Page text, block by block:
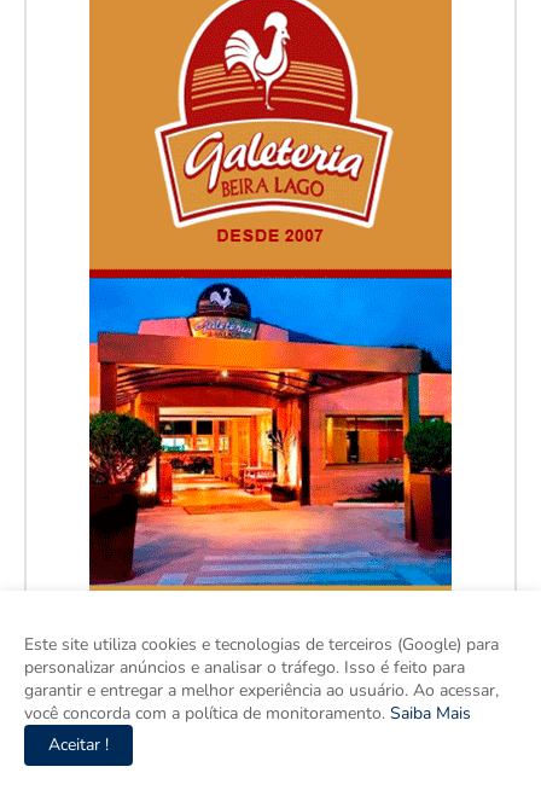
Este site utiliza cookies e tecnologias de terceiros (Google) para
personalizar anúncios e analisar o tráfego. Isso é feito para
garantir e entregar a melhor experiência ao usuário. Ao acessar,
você concorda com a política de monitoramento. Saiba Mais
Aceitar !